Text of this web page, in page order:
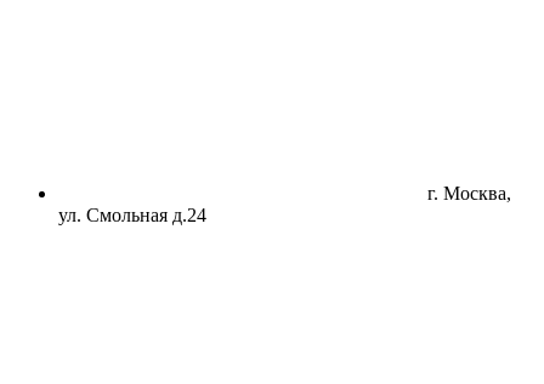
г. Москва,
ул. Смольная д.24